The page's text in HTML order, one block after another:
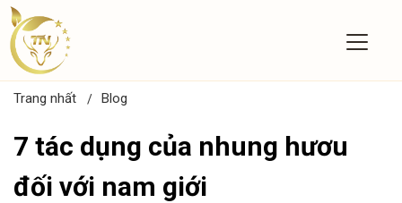
Trang nhất Blog
7 tác dụng của nhung hươu
đối với nam giới